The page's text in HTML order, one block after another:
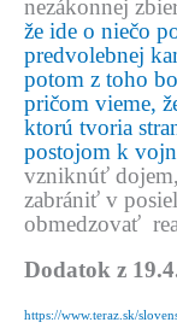
nezákonnej
že ide o niečo
predvolebnej
potom z toho
pričom vieme,
ktorú tvoria
postojom k
vzniknúť
zabrániť v
obmedzovať
Dodatok z
https://www.teraz.sk/